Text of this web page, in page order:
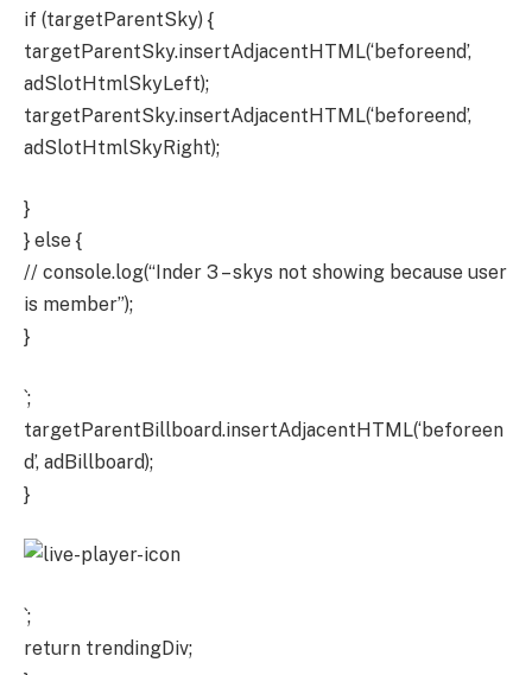
if (targetParentSky) {
targetParentSky.insertAdjacentHTML(‘beforeend’,
adSlotHtmlSkyLeft);
targetParentSky.insertAdjacentHTML(‘beforeend’,
adSlotHtmlSkyRight);
}
} else {
// console.log(“Inder 3 – skys not showing because user
is member”);
}
`;
targetParentBillboard.insertAdjacentHTML(‘beforeen
d’, adBillboard);
}
`;
return trendingDiv;